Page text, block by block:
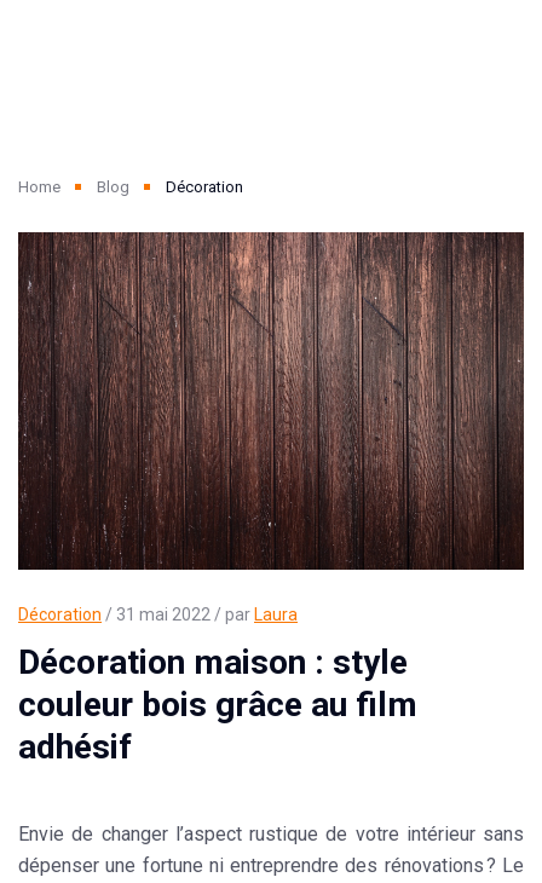
Home Blog Décoration
Décoration / 31 mai 2022 / par Laura
Décoration maison : style
couleur bois grâce au film
adhésif
Envie de changer l’aspect rustique de votre intérieur sans
dépenser une fortune ni entreprendre des rénovations ? Le